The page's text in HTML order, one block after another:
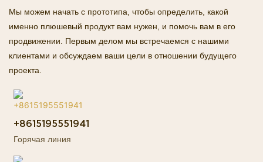
Мы можем начать с прототипа, чтобы определить, какой
именно плюшевый продукт вам нужен, и помочь вам в его
продвижении. Первым делом мы встречаемся с нашими
клиентами и обсуждаем ваши цели в отношении будущего
проекта.
+8615195551941
Горячая линия